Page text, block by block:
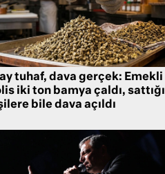
tuhaf, dava gerçek: Emekli
iki ton bamya çaldı, sattığı
bile dava açıldı